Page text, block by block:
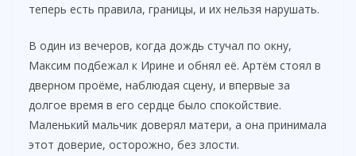
теперь есть правила, границы, и их нельзя нарушать.
В один из вечеров, когда дождь стучал по окну,
Максим подбежал к Ирине и обнял её. Артём стоял в
дверном проёме, наблюдая сцену, и впервые за
долгое время в его сердце было спокойствие.
Маленький мальчик доверял матери, а она принимала
этот доверие, осторожно, без злости.